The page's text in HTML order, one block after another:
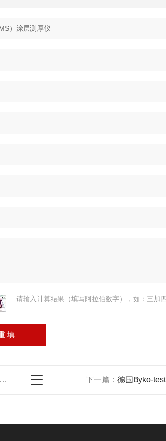
请输入计算结果（填写阿拉伯数字），如：三加
下一篇： 德国Byko-